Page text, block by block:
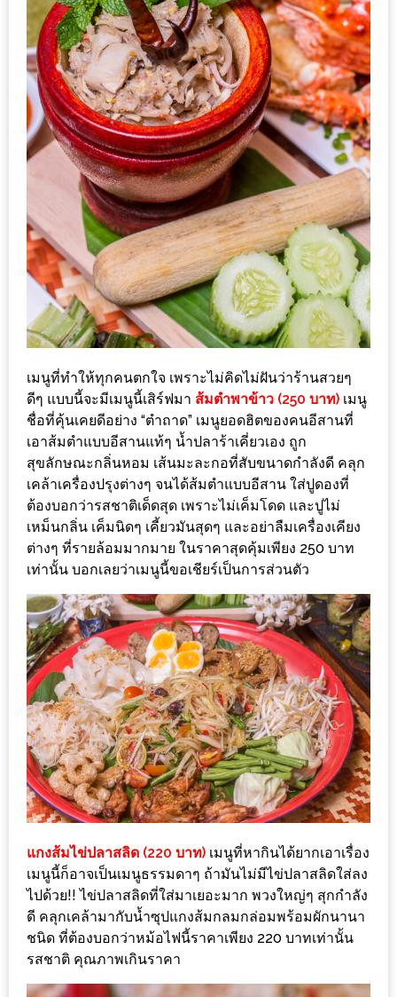
พา
เพื่อน
มา
ม่วน
กั๋น
บน
INSTAGRAM
รวม
โปร
โม
ชั่
นวัน
แม่
แห่ง
ชาติ
2557
ร้าน
หมู
กระทะ
ทั่ว
เชียงใหม่
TOP30
ราคา
ไม่
เกิน
200
บาท
รีวิว
ดี
กับ
วงใน
ฟรี
LINE
GIFTCODE!
ลายแทง
ความ
เมนูที่ทำให้ทุกคนตกใจ เพราะไม่คิดไม่ฝันว่าร้านสวยๆ
ดีๆ แบบนี้จะมีเมนูนี้เสิร์ฟมา ส้มตำพาข้าว (250 บาท) เมนู
ชื่อที่คุ้นเคยดีอย่าง “ตำถาด” เมนูยอดฮิตของคนอีสานที่
เอาส้มตำแบบอีสานแท้ๆ น้ำปลาร้าเคี่ยวเอง ถูก
สุขลักษณะกลิ่นหอม เส้นมะละกอที่สับขนาดกำลังดี คลุก
เคล้าเครื่องปรุงต่างๆ จนได้ส้มตำแบบอีสาน ใส่ปูดองที่
ต้องบอกว่ารสชาติเด็ดสุด เพราะไม่เค็มโดด และปูไม่
เหม็นกลิ่น เค็มนิดๆ เคี้ยวมันสุดๆ และอย่าลืมเครื่องเคียง
ต่างๆ ที่รายล้อมมากมาย ในราคาสุดคุ้มเพียง 250 บาท
เท่านั้น บอกเลยว่าเมนูนี้ขอเชียร์เป็นการส่วนตัว
แกงส้มไข่ปลาสลิด (220 บาท) เมนูที่หากินได้ยากเอาเรื่อง
เมนูนี้ก็อาจเป็นเมนูธรรมดาๆ ถ้ามันไม่มีไข่ปลาสลิดใส่ลง
ไปด้วย!! ไข่ปลาสลิดที่ใส่มาเยอะมาก พวงใหญ่ๆ สุกกำลัง
ดี คลุกเคล้ามากับน้ำซุปแกงส้มกลมกล่อมพร้อมผักนานา
ชนิด ที่ต้องบอกว่าหม้อไฟนี้ราคาเพียง 220 บาทเท่านั้น
รสชาติ คุณภาพเกินราคา